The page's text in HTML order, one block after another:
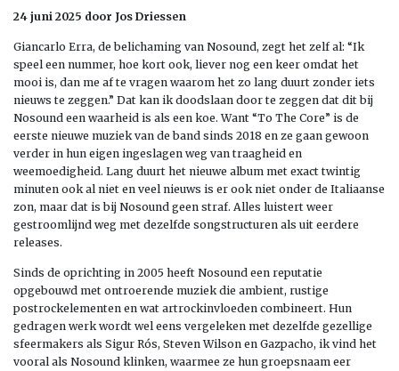
24 juni 2025 door Jos Driessen
Giancarlo Erra, de belichaming van Nosound, zegt het zelf al: “Ik
speel een nummer, hoe kort ook, liever nog een keer omdat het
mooi is, dan me af te vragen waarom het zo lang duurt zonder iets
nieuws te zeggen.” Dat kan ik doodslaan door te zeggen dat dit bij
Nosound een waarheid is als een koe. Want “To The Core” is de
eerste nieuwe muziek van de band sinds 2018 en ze gaan gewoon
verder in hun eigen ingeslagen weg van traagheid en
weemoedigheid. Lang duurt het nieuwe album met exact twintig
minuten ook al niet en veel nieuws is er ook niet onder de Italiaanse
zon, maar dat is bij Nosound geen straf. Alles luistert weer
gestroomlijnd weg met dezelfde songstructuren als uit eerdere
releases.
Sinds de oprichting in 2005 heeft Nosound een reputatie
opgebouwd met ontroerende muziek die ambient, rustige
postrockelementen en wat artrockinvloeden combineert. Hun
gedragen werk wordt wel eens vergeleken met dezelfde gezellige
sfeermakers als Sigur Rós, Steven Wilson en Gazpacho, ik vind het
vooral als Nosound klinken, waarmee ze hun groepsnaam eer